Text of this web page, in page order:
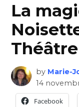
La
by Marie-
14
Facebook